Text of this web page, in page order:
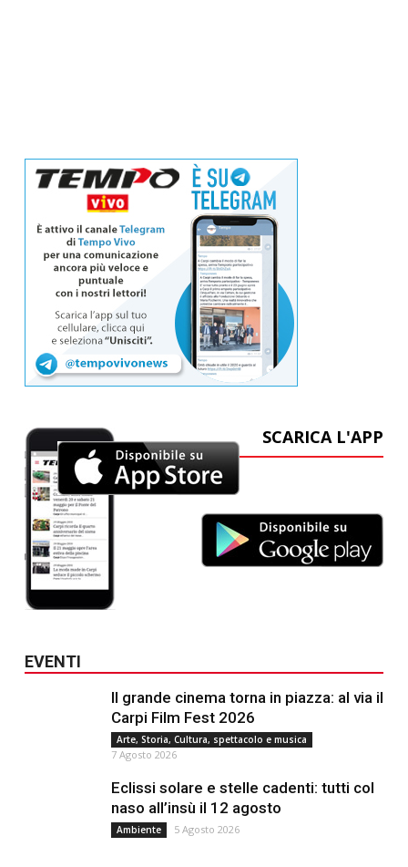
SCARICA L'APP
EVENTI
Il grande cinema torna in piazza: al via il
Carpi Film Fest 2026
Arte, Storia, Cultura, spettacolo e musica
7 Agosto 2026
Eclissi solare e stelle cadenti: tutti col
naso all’insù il 12 agosto
Ambiente 5 Agosto 2026